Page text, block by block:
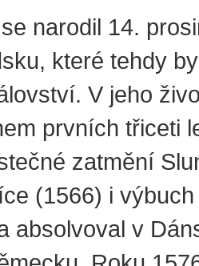
narodil 14.
které tehdy
V jeho
prvních třiceti
zatmění
(1566) i
absolvoval v